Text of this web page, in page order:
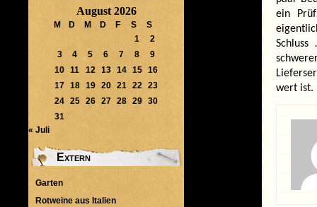
ein
wert ist.
August 2026
M D M D F S
S
1
2
3
4 5 6 7 8
9
10 11 12 13 14 15
16
17 18 19 20 21 22
23
24 25 26 27 28 29
30
31
« Juli
Extern
Garten
Rotweine aus Italien